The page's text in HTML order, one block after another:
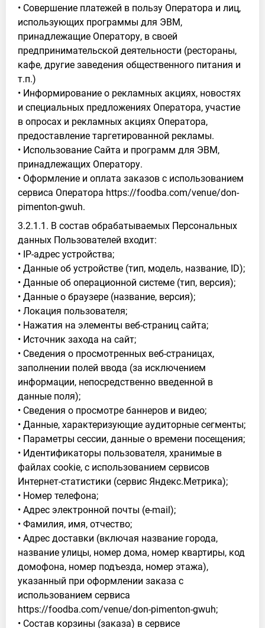
• Совершение платежей в пользу Оператора и лиц,
использующих программы для ЭВМ,
принадлежащие Оператору, в своей
предпринимательской деятельности (рестораны,
кафе, другие заведения общественного питания и
т.п.)
• Информирование о рекламных акциях, новостях
и специальных предложениях Оператора, участие
в опросах и рекламных акциях Оператора,
предоставление таргетированной рекламы.
• Использование Сайта и программ для ЭВМ,
принадлежащих Оператору.
• Оформление и оплата заказов с использованием
сервиса Оператора https://foodba.com/venue/don-
pimenton-gwuh.
3.2.1.1. В состав обрабатываемых Персональных
данных Пользователей входит:
• IP-адрес устройства;
• Данные об устройстве (тип, модель, название, ID);
• Данные об операционной системе (тип, версия);
• Данные о браузере (название, версия);
• Локация пользователя;
• Нажатия на элементы веб-страниц сайта;
• Источник захода на сайт;
• Сведения о просмотренных веб-страницах,
заполнении полей ввода (за исключением
информации, непосредственно введенной в
данные поля);
• Сведения о просмотре баннеров и видео;
• Данные, характеризующие аудиторные сегменты;
• Параметры сессии, данные о времени посещения;
• Идентификаторы пользователя, хранимые в
файлах cookie, с использованием сервисов
Интернет-статистики (сервис Яндекс.Метрика);
• Номер телефона;
• Адрес электронной почты (e-mail);
• Фамилия, имя, отчество;
• Адрес доставки (включая название города,
название улицы, номер дома, номер квартиры, код
домофона, номер подъезда, номер этажа),
указанный при оформлении заказа с
использованием сервиса
https://foodba.com/venue/don-pimenton-gwuh;
• Состав корзины (заказа) в сервисе